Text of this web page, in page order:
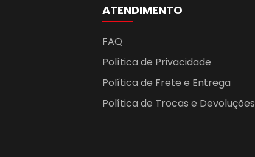
ATENDIMENTO
FAQ
Política de Privacidade
Política de Frete e Entrega
Política de Trocas e Devoluções